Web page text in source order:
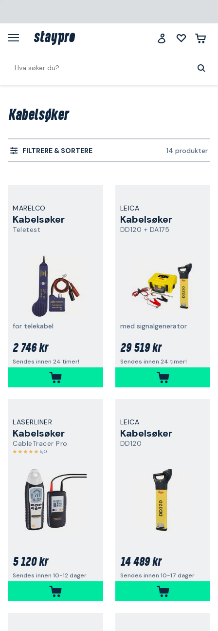
Kabelsøker
FILTRERE & SORTERE 14 produkter
MARELCO
Kabelsøker
Teletest
for telekabel
2 746 kr
Sendes innen 24 timer!
LEICA
Kabelsøker
DD120 + DA175
med signalgenerator
29 519 kr
Sendes innen 24 timer!
LASERLINER
Kabelsøker
CableTracer Pro
5,0
5 120 kr
Sendes innen 10-12 dager
LEICA
Kabelsøker
DD120
14 489 kr
Sendes innen 10-17 dager